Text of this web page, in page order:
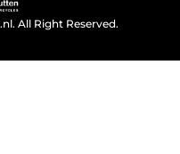
All Right Reserved.